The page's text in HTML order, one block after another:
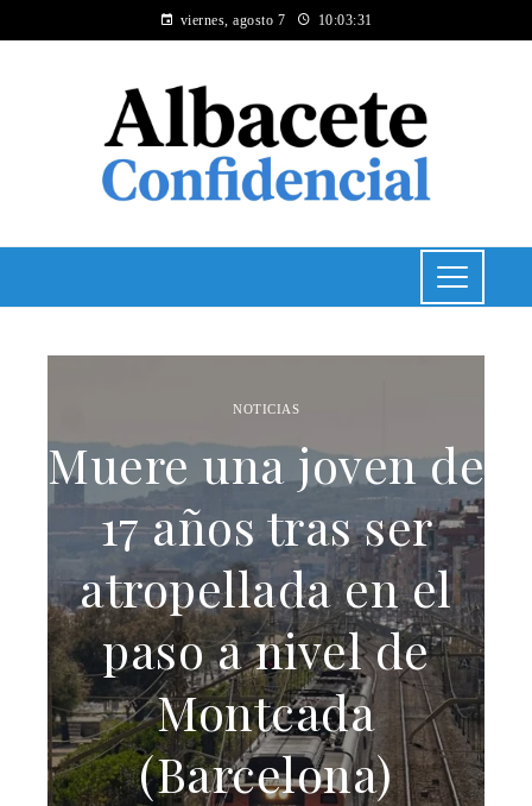
viernes, agosto 7 10:03:31
NOTICIAS
Muere una joven de
17 años tras ser
atropellada en el
paso a nivel de
Montcada
(Barcelona)